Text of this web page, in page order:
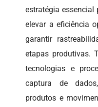
estratégia essencial
elevar a eficiência
garantir
etapas produtivas.
tecnologias e
captura de
produtos e